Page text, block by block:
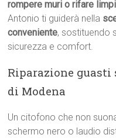
rompere muri o rifare
Antonio ti guiderà nella
conveniente, sostituendo
sicurezza e comfort.
Riparazione
di Modena
Un citofono che non
schermo nero o laudio